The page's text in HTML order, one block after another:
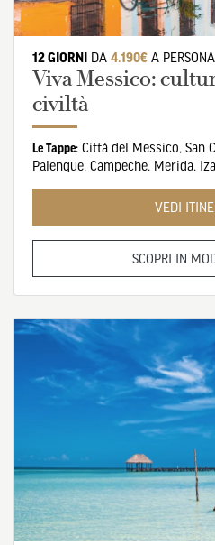
12 GIORNI DA 4.190€ A PERSONA
Viva Messico:
civiltà
Le Tappe: Città del Messico San
Palenque Campeche Merida
VEDI
SCOPRI IN